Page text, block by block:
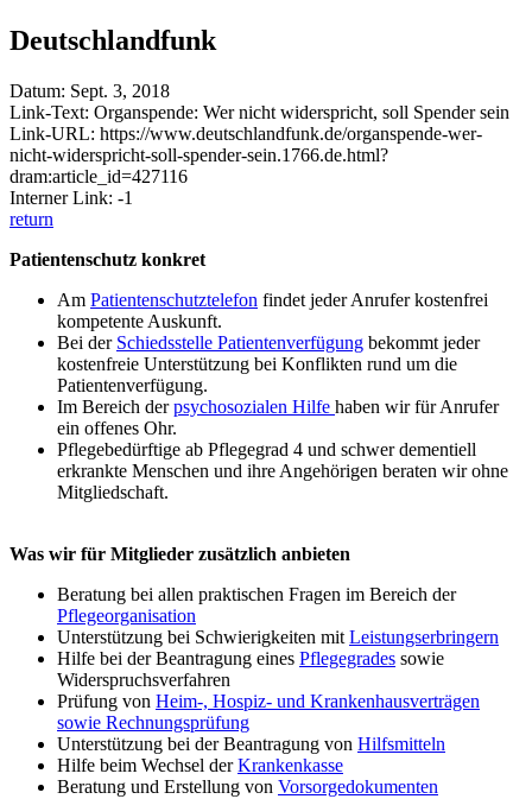
Deutschlandfunk
Datum: Sept. 3, 2018
Link-Text: Organspende: Wer nicht widerspricht, soll Spender sein
Link-URL: https://www.deutschlandfunk.de/organspende-wer-
nicht-widerspricht-soll-spender-sein.1766.de.html?
dram:article_id=427116
Interner Link: -1
return
Patientenschutz konkret
Am Patientenschutztelefon findet jeder Anrufer kostenfrei
kompetente Auskunft.
Bei der Schiedsstelle Patientenverfügung bekommt jeder
kostenfreie Unterstützung bei Konflikten rund um die
Patientenverfügung.
Im Bereich derpsychosozialen Hilfe haben wir für Anrufer
ein offenes Ohr.
Pflegebedürftige ab Pflegegrad 4 und schwer dementiell
erkrankte Menschen und ihre Angehörigen beraten wir ohne
Mitgliedschaft.
Was wir für Mitglieder zusätzlich anbieten
Beratung bei allen praktischen Fragen im Bereich der
Pflegeorganisation
Unterstützung bei Schwierigkeiten mit Leistungserbringern
Hilfe bei der Beantragung eines Pflegegrades sowie
Widerspruchsverfahren
Prüfung von Heim-, Hospiz- und Krankenhausverträgen
sowie Rechnungsprüfung
Unterstützung bei der Beantragung von Hilfsmitteln
Hilfe beim Wechsel derKrankenkasse
Beratung und Erstellung von Vorsorgedokumenten